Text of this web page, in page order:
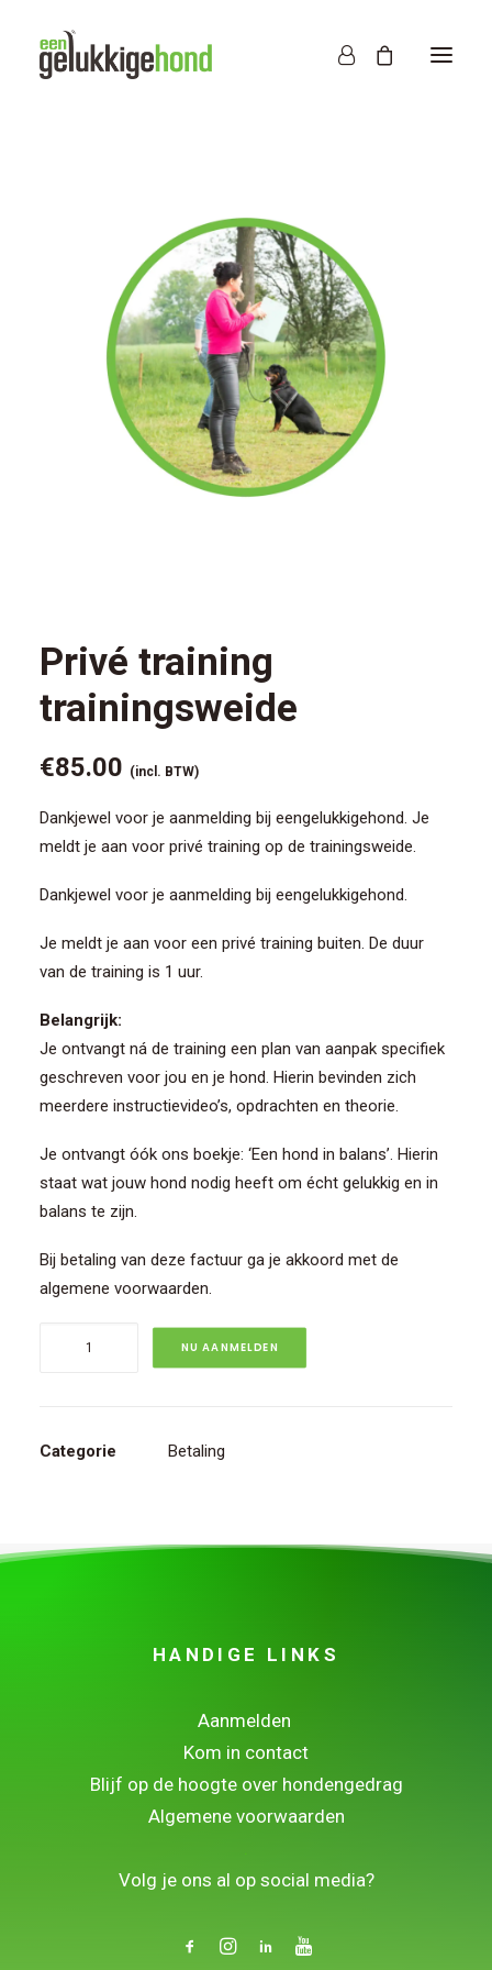
CONTACT/AANMELDEN
Privé training
trainingsweide
€85.00 (incl. BTW)
Dankjewel voor je aanmelding bij eengelukkigehond. Je
meldt je aan voor privé training op de trainingsweide.
Dankjewel voor je aanmelding bij eengelukkigehond.
Je meldt je aan voor een privé training buiten. De duur
van de training is 1 uur.
Belangrijk:
Je ontvangt ná de training een plan van aanpak specifiek
geschreven voor jou en je hond. Hierin bevinden zich
meerdere instructievideo’s, opdrachten en theorie.
Je ontvangt óók ons boekje: ‘Een hond in balans’. Hierin
staat wat jouw hond nodig heeft om écht gelukkig en in
balans te zijn.
Bij betaling van deze factuur ga je akkoord met de
algemene voorwaarden.
NU AANMELDEN
Categorie Betaling
HANDIGE LINKS
Aanmelden
Kom in contact
Blijf op de hoogte over hondengedrag
Algemene voorwaarden
Volg je ons al op social media?